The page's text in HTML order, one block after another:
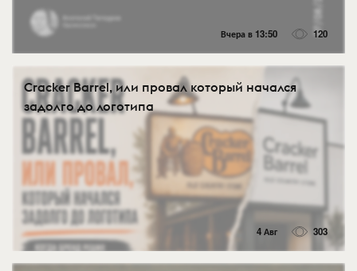
Вчера в 13:50 120
Cracker Barrel, или провал который начался
задолго до логотипа
4 Авг 303